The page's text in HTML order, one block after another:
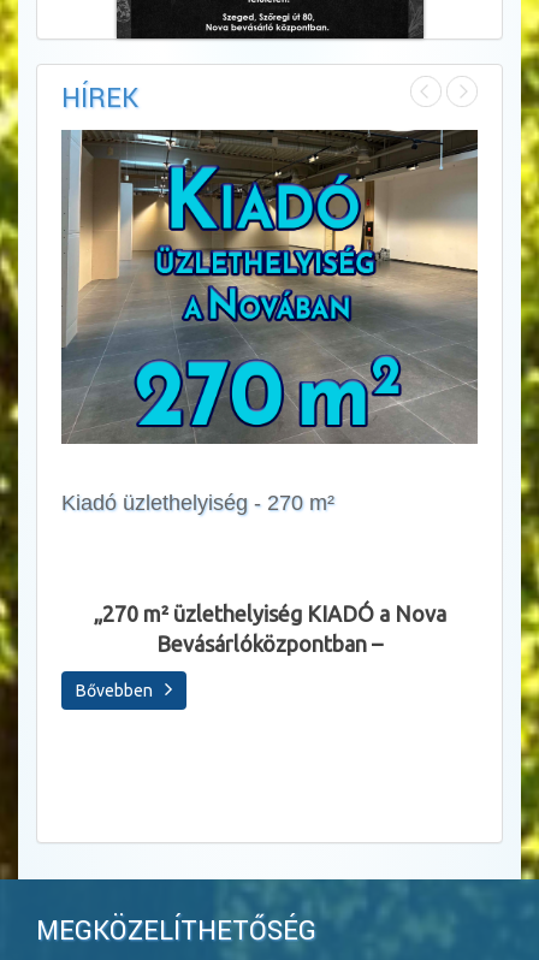
HÍREK
Kiadó üzlethelyiség - 270 m²
„270 m² üzlethelyiség KIADÓ a Nova
Bevásárlóközpontban –
Bővebben
MEGKÖZELÍTHETŐSÉG